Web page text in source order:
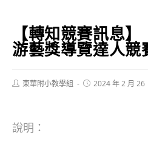
【轉知競賽訊息
游藝獎導覽達人競
Post東華附小教學組
Post2024 年 2 月 26
說明：